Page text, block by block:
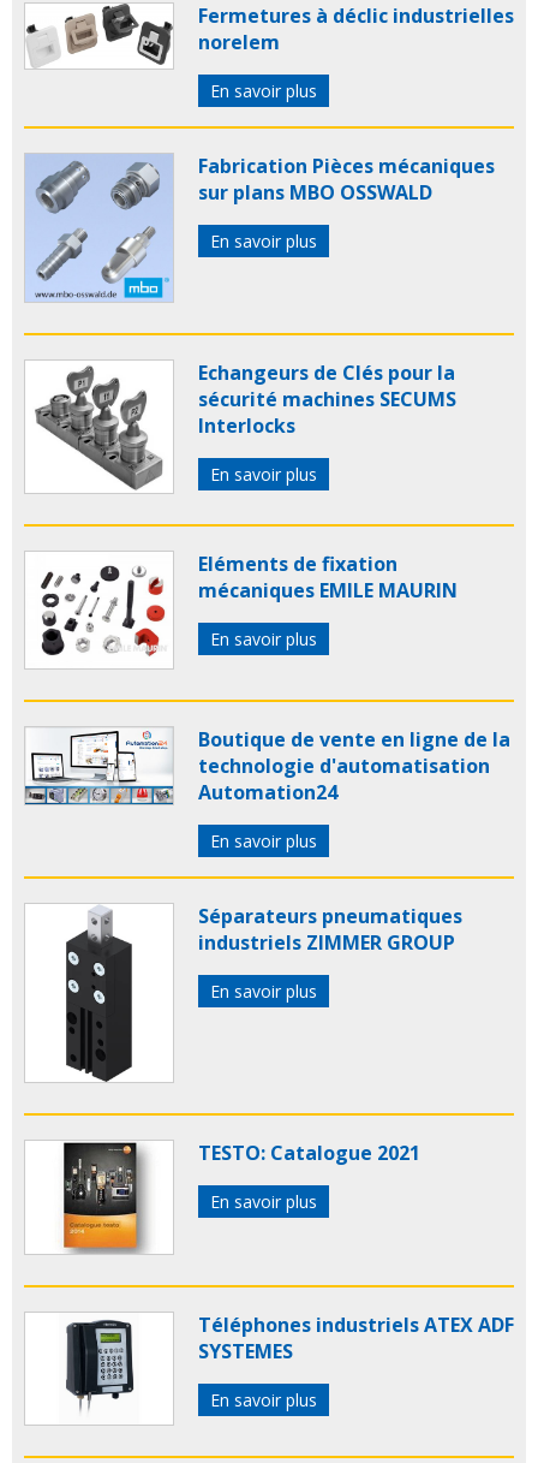
Fermetures à déclic industrielles
norelem
En savoir plus
Fabrication Pièces mécaniques
sur plans MBO OSSWALD
En savoir plus
Echangeurs de Clés pour la
sécurité machines SECUMS
Interlocks
En savoir plus
Eléments de fixation
mécaniques EMILE MAURIN
En savoir plus
Boutique de vente en ligne de la
technologie d'automatisation
Automation24
En savoir plus
Séparateurs pneumatiques
industriels ZIMMER GROUP
En savoir plus
TESTO: Catalogue 2021
En savoir plus
Téléphones industriels ATEX ADF
SYSTEMES
En savoir plus